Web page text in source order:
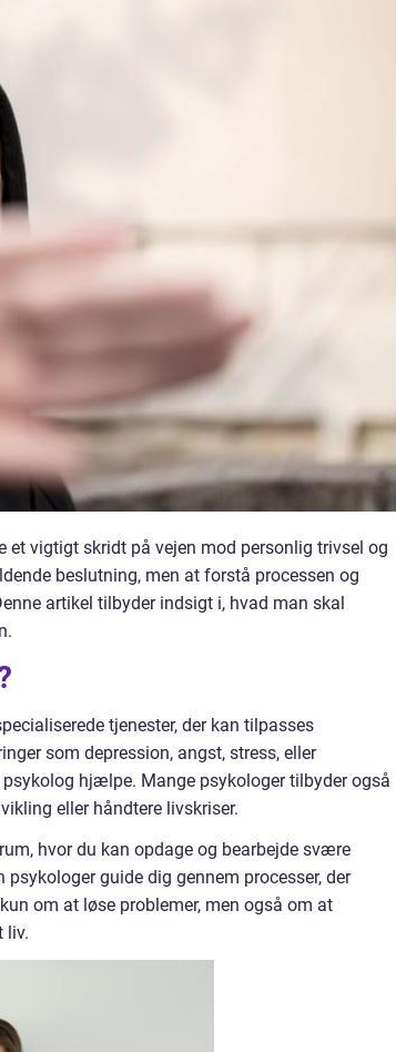
vigtigt skridt på vejen mod personlig trivsel og
beslutning, men at forstå processen og
artikel tilbyder indsigt i, hvad man skal
tjenester, der kan tilpasses
som depression, angst, stress, eller
hjælpe. Mange psykologer tilbyder også
eller håndtere livskriser.
hvor du kan opdage og bearbejde svære
guide dig gennem processer, der
om at løse problemer, men også om at
liv.